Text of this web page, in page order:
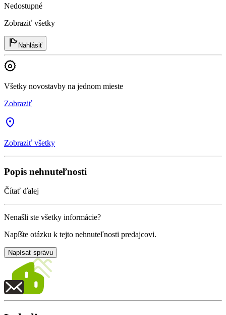
Nedostupné
Zobraziť všetky
Nahlásiť
Všetky novostavby na jednom mieste
Zobraziť
Zobraziť všetky
Popis nehnuteľnosti
Čítať ďalej
Nenašli ste všetky informácie?
Napíšte otázku k tejto nehnuteľnosti predajcovi.
Napísať správu